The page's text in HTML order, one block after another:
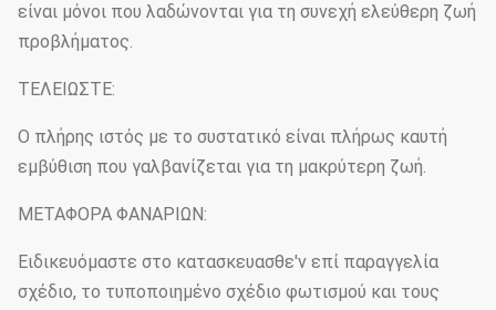
είναι μόνοι που λαδώνονται για τη συνεχή ελεύθερη ζωή
προβλήματος.
ΤΕΛΕΙΩΣΤΕ:
Ο πλήρης ιστός με το συστατικό είναι πλήρως καυτή
εμβύθιση που γαλβανίζεται για τη μακρύτερη ζωή.
ΜΕΤΑΦΟΡΑ ΦΑΝΑΡΙΩΝ:
Ειδικευόμαστε στο κατασκευασθε'ν επί παραγγελία
σχέδιο, το τυποποιημένο σχέδιο φωτισμού και τους